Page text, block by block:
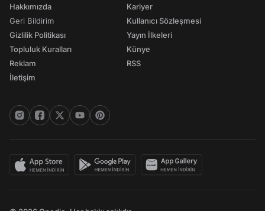
Hakkımızda
Geri Bildirim
Gizlilik Politikası
Topluluk Kuralları
Reklam
İletişim
Kariyer
Kullanıcı Sözleşmesi
Yayın İlkeleri
Künye
RSS